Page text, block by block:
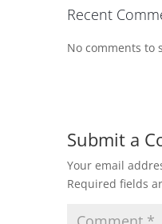
Recent
No comments to
Submit a
Your email
Required fields